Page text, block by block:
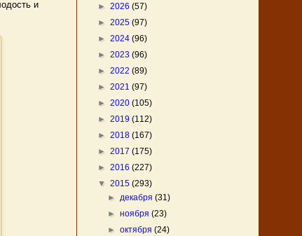
и
► 2026 (57)
► 2025 (97)
► 2024 (96)
► 2023 (96)
► 2022 (89)
► 2021 (97)
► 2020 (105)
► 2019 (112)
► 2018 (167)
► 2017 (175)
► 2016 (227)
▼ 2015 (293)
►декабря(31)
►ноября(23)
►октября(24)